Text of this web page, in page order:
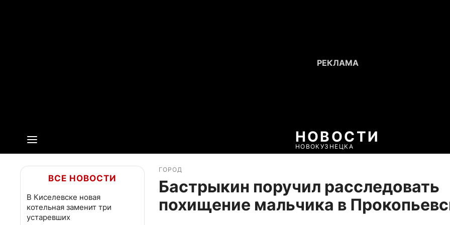
НОВОСТИ
НОВОКУЗНЕЦКА
ВСЕ НОВОСТИ
В Киселевске новая
котельная заменит три
устаревших
ГОРОД
Бастрыкин поручил расследовать
похищение мальчика в